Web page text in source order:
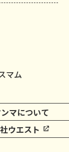
マについて
ウエスト
マム